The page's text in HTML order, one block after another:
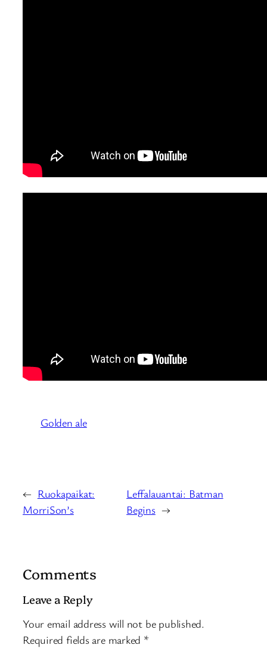
Golden ale
← Ruokapaikat:
MorriSon’s
Leffalauantai: Batman
Begins →
Comments
Leave a Reply
Your email address will not be published.
Required fields are marked *